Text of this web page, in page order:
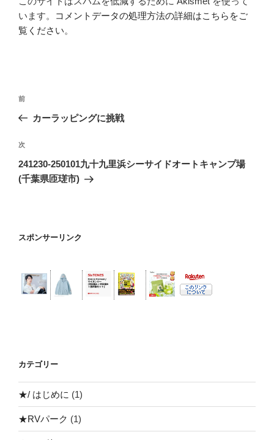
います。
コメントデータの処理方法の詳細はこちらをご
覧ください。
投
ビ
ゲ
ー
過
去
投
稿
前
カーラッピングに挑戦
次
の
投
次
241230-250101九十九里浜シーサイドオートキャンプ場
(千葉県匝瑳市)
スポンサーリンク
カテゴリー
★/ はじめに (1)
★RVパーク (1)